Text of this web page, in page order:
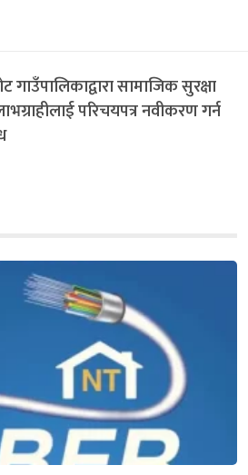
गाउँपालिकाद्वारा सामाजिक सुरक्षा
परिचयपत्र नवीकरण गर्न